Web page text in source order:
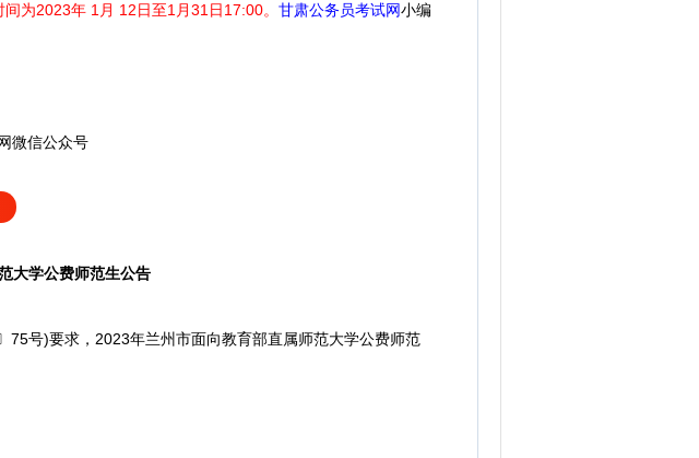
间为2023年 1月 12日至1月31日17:00。 甘肃公务员考试网小编
大学公费师范生公告
号)要求，2023年兰州市面向教育部直属师范大学公费师范